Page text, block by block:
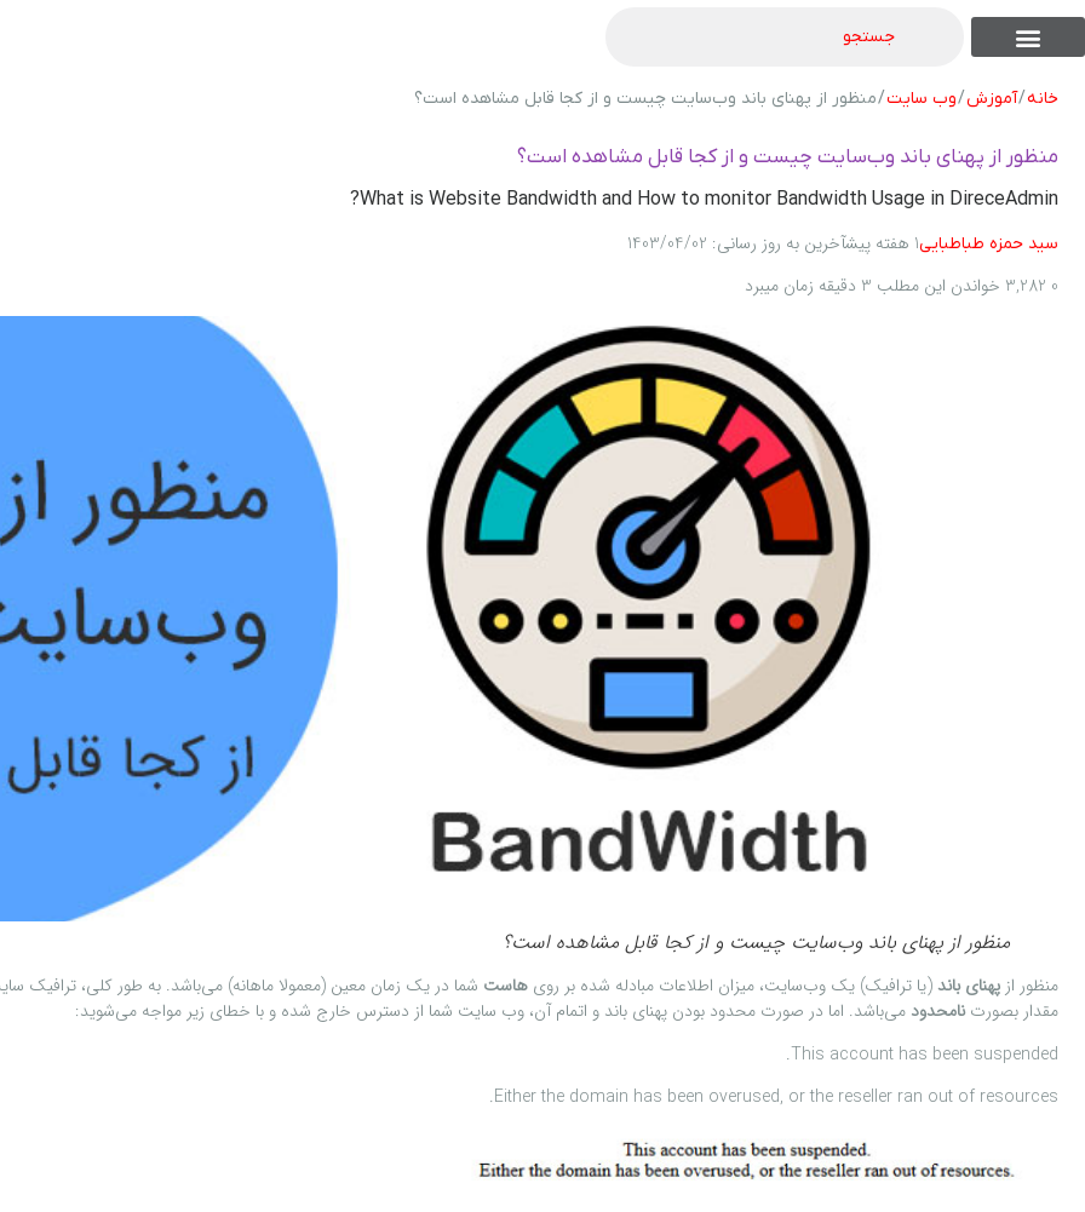
جستجو
خانه/آموزش/وب سایت/ منظور از پهنای باند وب‌سایت چیست و از کجا قابل مشاهده است؟
منظور از پهنای باند وب‌سایت چیست و از کجا قابل مشاهده است؟
What is Website Bandwidth and How to monitor Bandwidth Usage in DireceAdmin?
سید حمزه طباطبایی1 هفته پیش
آخرین به روز رسانی: 1403/04/02
0
خواندن این مطلب 3 دقیقه زمان میبرد
منظور از پهنای باند وب‌سایت چیست و از کجا قابل مشاهده است؟
منظور از پهنای باند(یا ترافیک) یک وب‌سایت، میزان اطلاعات مبادله شده بر روی هاست شما در یک زمان معین (معمولا ماهانه) می‌باشد. به طور کلی، ترافیک
مقدار بصورتنامحدود می‌باشد. اما در صورت محدود بودن پهنای باند و اتمام آن، وب‌ سایت شما از دسترس خارج شده و با خطای زیر مواجه می‌شوید:
This account has been suspended.
Either the domain has been overused, or the reseller ran out of resources.